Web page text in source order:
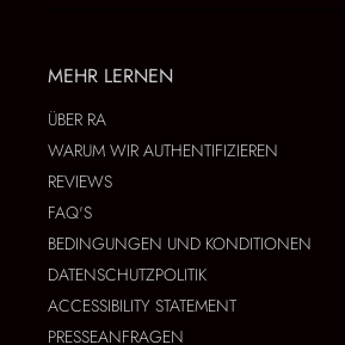
MEHR LERNEN
ÜBER RA
WARUM WIR AUTHENTIFIZIEREN
REVIEWS
FAQ'S
BEDINGUNGEN UND KONDITIONEN
DATENSCHUTZPOLITIK
ACCESSIBILITY STATEMENT
PRESSEANFRAGEN